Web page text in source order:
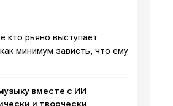
кто рьяно выступает
минимум зависть, что ему
вместе с ИИ
и творчески